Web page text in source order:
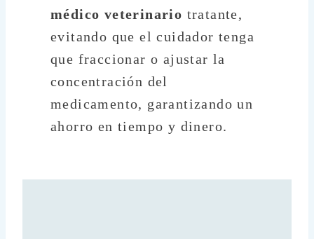
médico veterinario tratante,
evitando que el cuidador tenga
que fraccionar o ajustar la
concentración del
medicamento, garantizando un
ahorro en tiempo y dinero.